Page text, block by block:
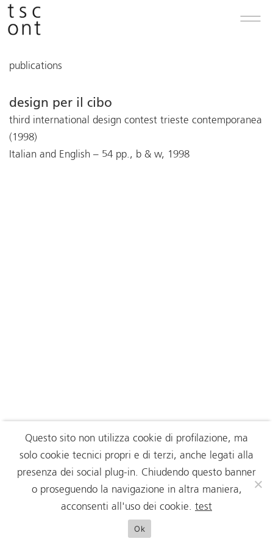
publications
design per il cibo
third international design contest trieste contemporanea
(1998)
Italian and English – 54 pp., b & w, 1998
Questo sito non utilizza cookie di profilazione, ma
solo cookie tecnici propri e di terzi, anche legati alla
presenza dei social plug-in. Chiudendo questo banner
o proseguendo la navigazione in altra maniera,
acconsenti all'uso dei cookie. test
Ok